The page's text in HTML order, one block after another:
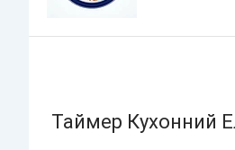
Таймер Кухонний